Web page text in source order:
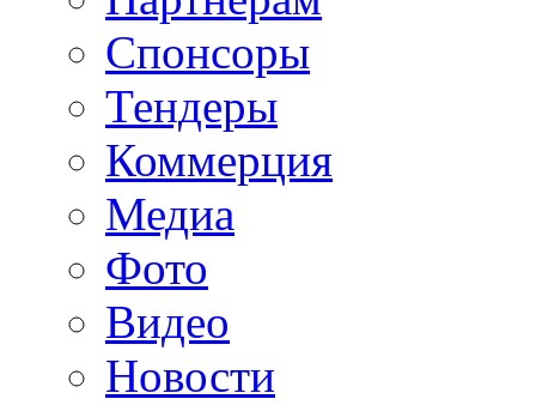
Спонсоры
Тендеры
Коммерция
Медиа
Фото
Видео
Новости